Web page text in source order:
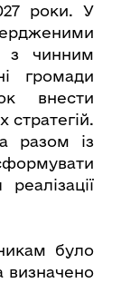
роки. У
з чинним
громади
внести
стратегій.
разом із
було
визначено